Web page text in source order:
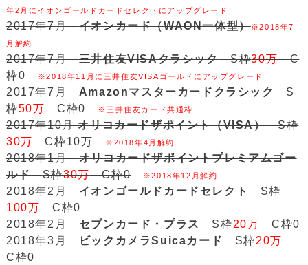
年2月にイオンゴールドカードセレクトにアップグレード
2017年7月イオンカード（WAON一体型）※2018年7
月解約
2017年7月三井住友VISAクラシックS枠30万C
枠0
※2018年11月に三井住友VISAゴールドにアップグレード
2017年7月 Amazonマスターカードクラシック
S
枠50万 C枠0 ※三井住友カード共通枠
2017年10月オリコカードザポイント（VISA）S枠
30万C枠10万 ※2018年4月解約
2018年1月オリコカードザポイントプレミアムゴー
ルドS枠30万C枠0 ※2018年12月解約
2018年2月 イオンゴールドカードセレクト
S枠
100万 C枠0
2018年2月 セブンカード・プラス S枠20万 C枠0
2018年3月
ビックカメラSuicaカード S枠20万
C枠0